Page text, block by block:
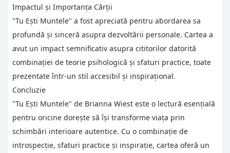
Impactul și Importanța Cărții
"Tu Ești Muntele" a fost apreciată pentru abordarea sa
profundă și sinceră asupra dezvoltării personale. Cartea a
avut un impact semnificativ asupra cititorilor datorită
combinației de teorie psihologică și sfaturi practice, toate
prezentate într-un stil accesibil și inspirațional.
Concluzie
"Tu Ești Muntele" de Brianna Wiest este o lectură esențială
pentru oricine dorește să își transforme viața prin
schimbări interioare autentice. Cu o combinație de
introspecție, sfaturi practice și inspirație, cartea oferă un